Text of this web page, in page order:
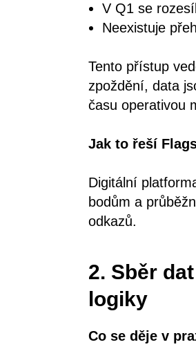
V Q1 se
Neexistuje
Tento přístup
zpoždění, data
času operativou
Jak to řeší
Digitální
bodům a
odkazů.
2. Sběr
logiky
Co se děje v